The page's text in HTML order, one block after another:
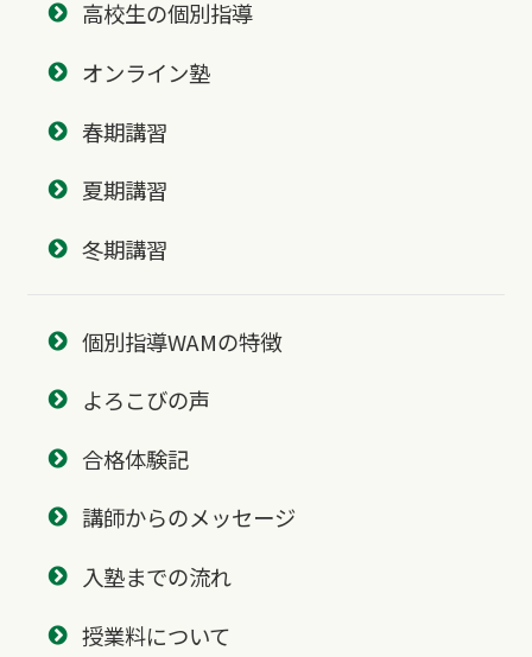
高校生の個別指導
オンライン塾
春期講習
夏期講習
冬期講習
個別指導WAMの特徴
よろこびの声
合格体験記
講師からのメッセージ
入塾までの流れ
授業料について